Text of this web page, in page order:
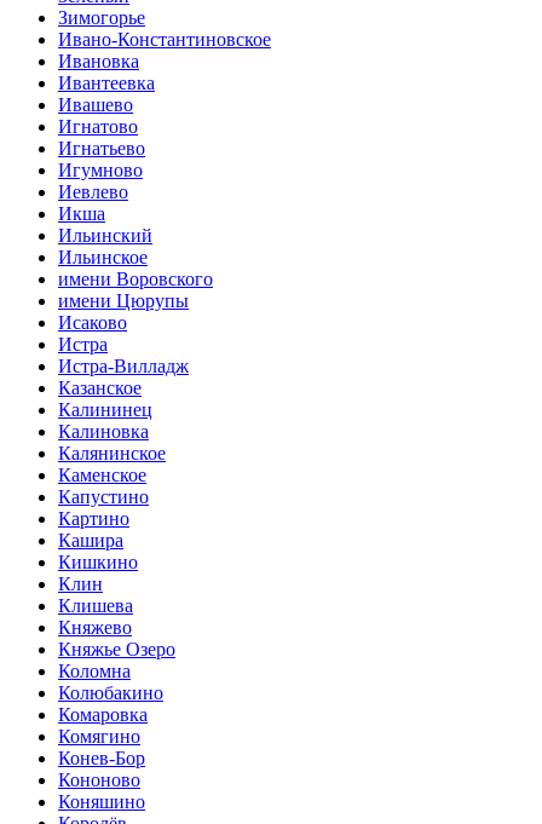
Зимогорье
Ивано-Константиновское
Ивановка
Ивантеевка
Ивашево
Игнатово
Игнатьево
Игумново
Иевлево
Икша
Ильинский
Ильинское
имени Воровского
имени Цюрупы
Исаково
Истра
Истра-Вилладж
Казанское
Калининец
Калиновка
Калянинское
Каменское
Капустино
Картино
Кашира
Кишкино
Клин
Клишева
Княжево
Княжье Озеро
Коломна
Колюбакино
Комаровка
Комягино
Конев-Бор
Кононово
Коняшино